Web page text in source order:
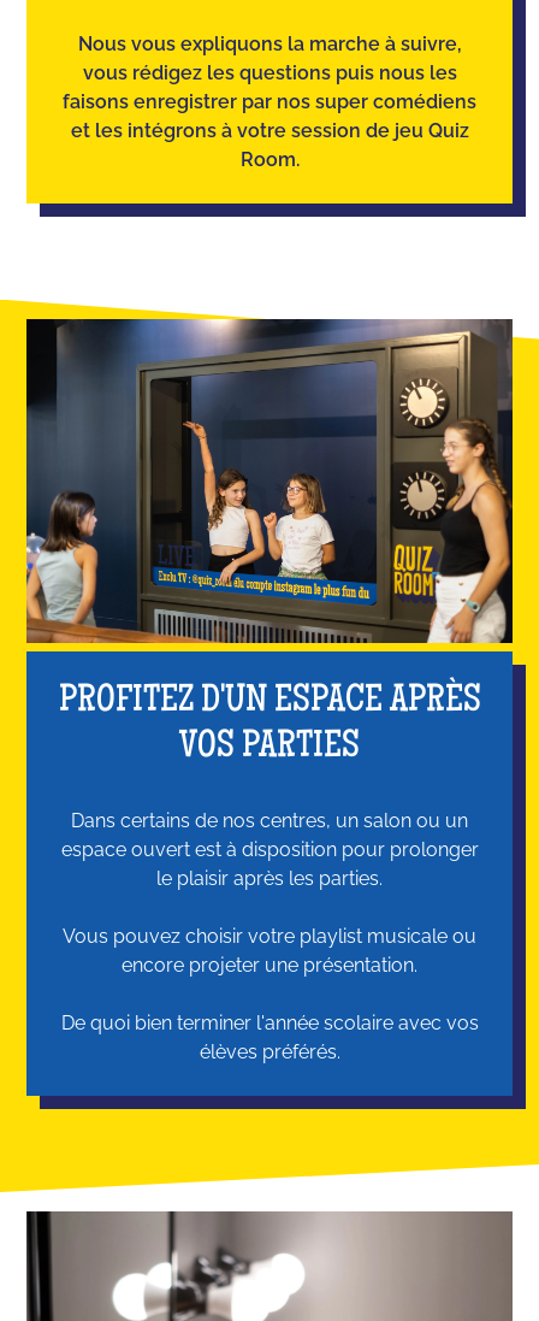
Nous vous expliquons la marche à suivre,
vous rédigez les questions puis nous les
faisons enregistrer par nos super comédiens
et les intégrons à votre session de jeu Quiz
Room.
PROFITEZ D'UN ESPACE APRÈS
VOS PARTIES
Dans certains de nos centres, un salon ou un
espace ouvert est à disposition pour prolonger
le plaisir après les parties.
Vous pouvez choisir votre playlist musicale ou
encore projeter une présentation.
De quoi bien terminer l'année scolaire avec vos
élèves préférés.